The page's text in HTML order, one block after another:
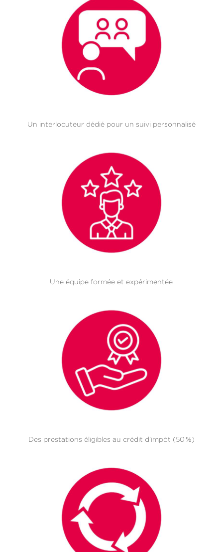
Un interlocuteur dédié pour un suivi personnalisé
Une équipe formée et expérimentée
Des prestations éligibles au crédit d’impôt (50 %)